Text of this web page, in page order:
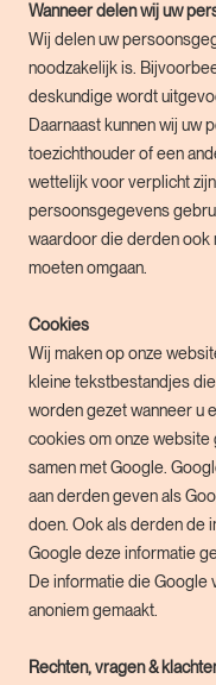
Wanneer delen wij uw
Wij delen uw
noodzakelijk is.
deskundige wordt
Daarnaast kunnen wij uw
toezichthouder of een
wettelijk voor verplicht
persoonsgegevens
waardoor die derden
moeten omgaan.
Cookies
Wij maken op onze
kleine tekstbestandjes
worden gezet wanneer u
cookies om onze website
samen met Google.
aan derden geven als
doen. Ook als derden de
Google deze informatie
De informatie die Google
anoniem gemaakt.
Rechten, vragen &